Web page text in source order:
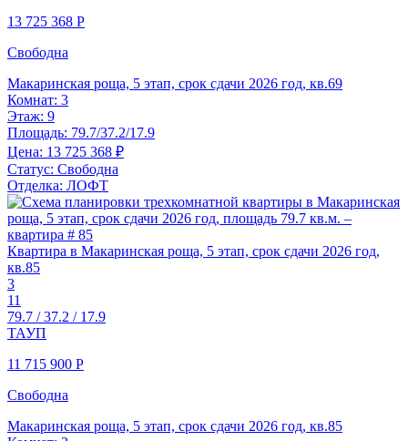
13 725 368 Р
Свободна
Макаринская роща, 5 этап, срок сдачи 2026 год, кв.69
Комнат: 3
Этаж: 9
Площадь: 79.7/37.2/17.9
Цена: 13 725 368 ₽
Статус: Свободна
Отделка: ЛОФТ
Квартира в Макаринская роща, 5 этап, срок сдачи 2026 год,
кв.85
3
11
79.7 / 37.2 / 17.9
ТАУП
11 715 900 Р
Свободна
Макаринская роща, 5 этап, срок сдачи 2026 год, кв.85